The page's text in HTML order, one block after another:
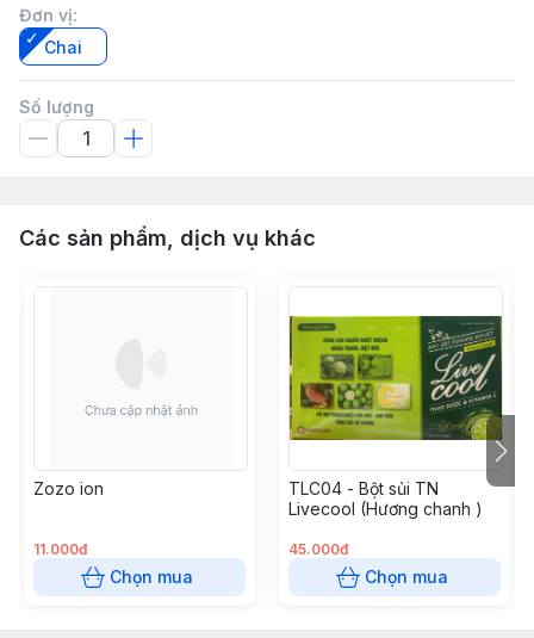
Đơn vị:
Chai
Số lượng
Các sản phẩm, dịch vụ khác
Zozo ion
11.000đ
Chọn mua
TLC04 - Bột sủi TN
Livecool (Hương chanh )
45.000đ
Chọn mua